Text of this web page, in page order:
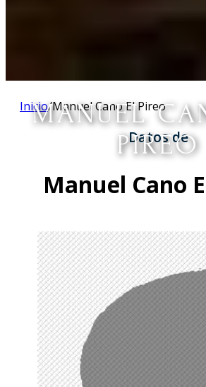
MANUEL
PIREO
Inicio/Manuel Cano El Pireo
Datos de
Manuel Cano